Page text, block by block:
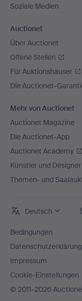
Soziale Medien
Auctionet
Über Auctionet
Offene Stellen
Für Auktionshäuser
Die Auctionet-
Mehr von Auctionet
Auctionet Magazine
Die Auctionet-App
Auctionet Academy
Künstler und Designer
Themen- und
Deutsch
Bedingungen
Datenschutzerklärung
Impressum
Cookie-Einstellungen
© 2011-2026